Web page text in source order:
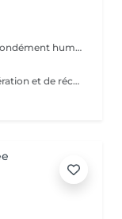
Massage Juste pour Toi: Le soin intuitif, profondément humain Ce massage est une création originale de Nuno, né de son intuition fine, de son empathie naturelle et de sa profonde écoute du corps et de l'âme. Juste pour Toi, c'est un soin entièrement sur mesure, qui s'adapte à chaque personne, chaque besoin, chaque histoire. Rien n'est figé : chaque geste, chaque rythme, chaque présence est ajusté en temps réel, dans un immense respect de votre vécu. Avec une sensibilité exceptionnelle, Nuno vous guide dans un véritable voyage de réparation intérieure. Son toucher est à la fois doux, ferme, rassurant et profondément sécurisant. Il peut utiliser, selon votre besoin, des pierres thérapeutiques, choisies pour leur énergie vibratoire et leur capacité à accompagner les libérations émotionnelles. Ce soin est particulièrement indiqué pour : Les personnes ayant traversé des traumatismes corporels ou psychiques (abus, violences) Les états d'épuisement profond, de burn-out ou de dépression Les troubles du sommeil, de l'anxiété, ou de la connexion au corps Toute personne en quête d'un espace de sécurité, de douceur et de reconnexion à soi Ce massage agit sur plusieurs plans : physique, émotionnel, énergétique et symbolique. Il vous offre un temps de réparation douce, un retour au corps apaisé, et un ancrage dans une paix nouvelle. Juste pour Toi n'est pas qu'un massage : c'est une rencontre. Avec soi, en sécurité.
Ce soin de lignée est un espace sacré de libération et de réconciliation intérieure. Il agit en profondeur sur les mémoires transgénérationnelles, conscientes et inconscientes, qui influencent encore aujourd'hui ton corps, tes émotions, tes relations et tes choix de vie. À travers une activation énergétique douce et guidée, ce soin permet d'apaiser les charges héritées, de remettre chacun à sa juste place dans la lignée, et de restaurer une circulation fluide entre passé, présent et futur. Il soutient l'ancrage, la sécurité intérieure et la reconnexion à ta force d'âme, pour avancer plus librement, sans porter ce qui ne t'appartient plus, pour toi et tes descendants. Ce soin ne cherche pas à effacer l'histoire, mais à la pacifier, l'honorer et la transformer en ressource vivante. Options: Lecture & Soin à distance (pour toi et ta lignée) : je travaille pour toi et ta lignée à distance, tu reçois la lecture de ta lignée en pdf et je réalise le soin énergétique de libération à distance. Lecture & Activation du soin en présentiel au cabinet pour toi et ta lignée Lecture et Libération - Bénédiction de ton couple : vous venez ensemble au cabinet et nous vous accueillons Nuno & moi pour une lecture & une libération transgénérationnelle de votre couple. Au programme aussi, une bénédiction énergétique de votre couple, le rituel exceptionnel et intense pour vous deux avec un soin énergétique aux bols tibétains et aux carillons. Et en option, un massage énergétique Alliance Corps - Esprit en duo pour aller incarner le soin en profondeur dans la mémoire du corps. "Je rends à la lignée ce qui ne m'appartient pas. Je récupère ma place, ma force et ma liberté. Je marche en paix, soutenu.e par la vie, aligné.e à mon âme."